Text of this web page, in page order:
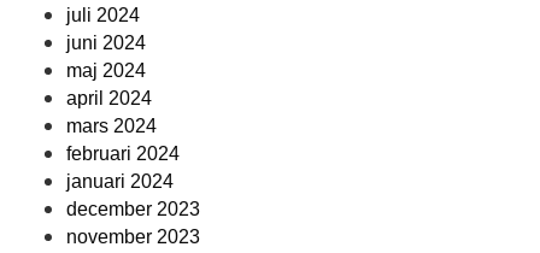
juli 2024
juni 2024
maj 2024
april 2024
mars 2024
februari 2024
januari 2024
december 2023
november 2023